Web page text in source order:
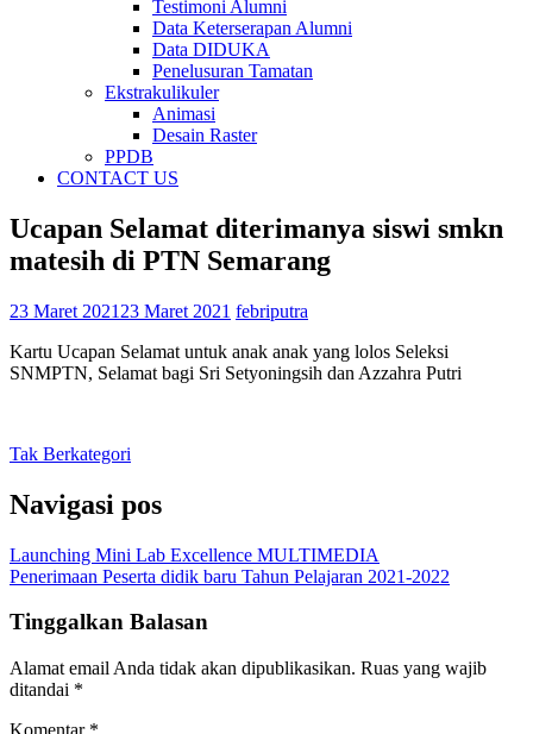
Testimoni Alumni
Data Keterserapan Alumni
Data DIDUKA
Penelusuran Tamatan
Ekstrakulikuler
Animasi
Desain Raster
PPDB
CONTACT US
Ucapan Selamat diterimanya siswi smkn
matesih di PTN Semarang
23 Maret 2021 23 Maret 2021 febriputra
Kartu Ucapan Selamat untuk anak anak yang lolos Seleksi
SNMPTN, Selamat bagi Sri Setyoningsih dan Azzahra Putri
Tak Berkategori
Navigasi pos
Launching Mini Lab Excellence MULTIMEDIA
Penerimaan Peserta didik baru Tahun Pelajaran 2021-2022
Tinggalkan Balasan
Alamat email Anda tidak akan dipublikasikan. Ruas yang wajib
ditandai *
Komentar *